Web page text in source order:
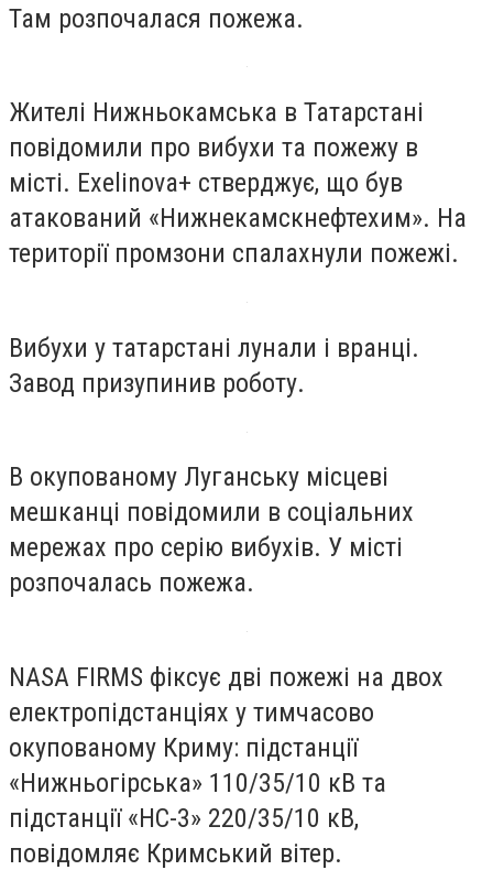
Там розпочалася пожежа.
Жителі Нижньокамська в Татарстані
повідомили про вибухи та пожежу в
місті. Exelinova+ стверджує, що був
атакований «Нижнекамскнефтехим». На
території промзони спалахнули пожежі.
Вибухи у татарстані лунали і вранці.
Завод призупинив роботу.
В окупованому Луганську місцеві
мешканці повідомили в соціальних
мережах про серію вибухів. У місті
розпочалась пожежа.
NASA FIRMS фіксує дві пожежі на двох
електропідстанціях у тимчасово
окупованому Криму: підстанції
«Нижньогірська» 110/35/10 кВ та
підстанції «НС-3» 220/35/10 кВ,
повідомляє Кримський вітер.